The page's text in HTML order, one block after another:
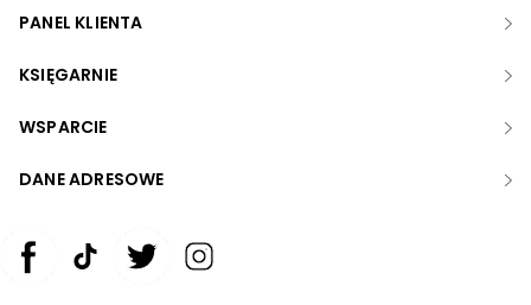
PANEL KLIENTA
KSIĘGARNIE
WSPARCIE
DANE ADRESOWE
Zwiększ rozmiar czcionki